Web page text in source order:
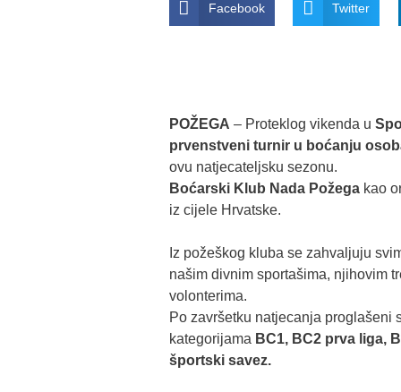
Facebook Twitter
POŽEGA – Proteklog vikenda u
prvenstveni turnir u boćanju
ovu natjecateljsku sezonu.
Boćarski Klub Nada Požegakao
iz cijele Hrvatske.
Iz požeškog kluba se zahvaljuju
našim divnim sportašima, njihovim
volonterima.
Po završetku natjecanja proglašeni
kategorijama BC1, BC2 prva liga,
športski savez.